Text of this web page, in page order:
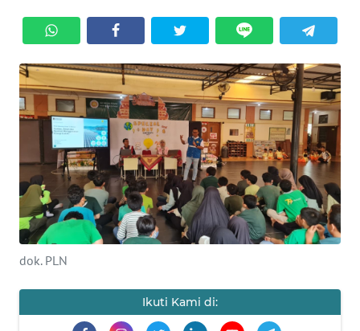
dok. PLN
Ikuti Kami di:
INDEKS
BERITA
KONTAK
KAMI
INFO
IKLAN
TENTANG
KAMI
SIBER